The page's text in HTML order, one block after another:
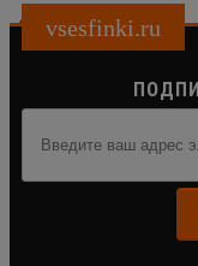
vsesfinki.ru